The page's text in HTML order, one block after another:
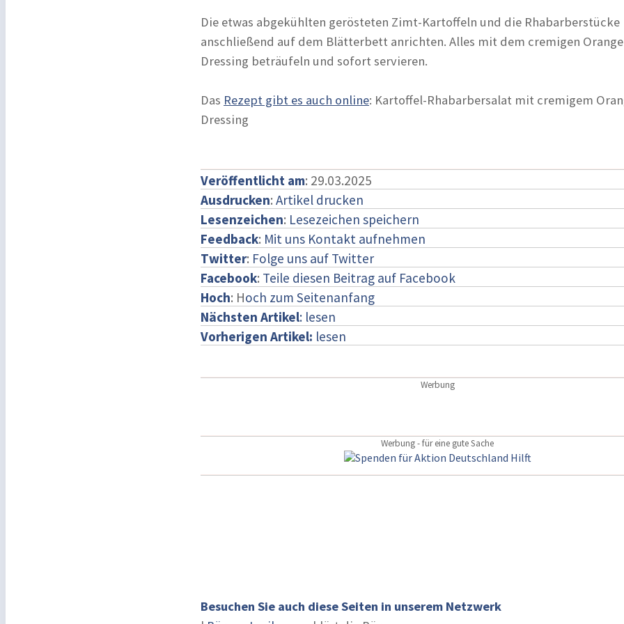
Die etwas abgekühlten gerösteten Zimt-Kartoffeln und die Rhabarberstücke
anschließend auf dem Blätterbett anrichten. Alles mit dem cremigen
Dressing beträufeln und sofort servieren.
Das Rezept gibt es auch online: Kartoffel-Rhabarbersalat mit cremigem
Dressing
Veröffentlicht am: 29.03.2025
Ausdrucken: Artikel drucken
Lesenzeichen: Lesezeichen speichern
Feedback: Mit uns Kontakt aufnehmen
Twitter: Folge uns auf Twitter
Facebook: Teile diesen Beitrag auf Facebook
Hoch: Hoch zum Seitenanfang
Nächsten Artikel: lesen
Vorherigen Artikel: lesen
Werbung
Werbung - für eine gute Sache
Besuchen Sie auch diese Seiten in unserem Netzwerk